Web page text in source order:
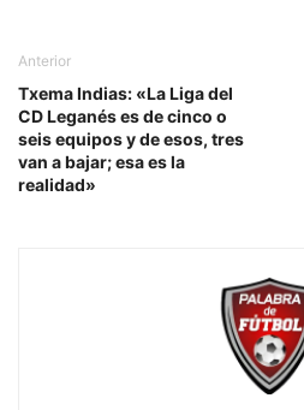
Anterior
Txema Indias: «La Liga del
CD Leganés es de cinco o
seis equipos y de esos, tres
van a bajar; esa es la
realidad»